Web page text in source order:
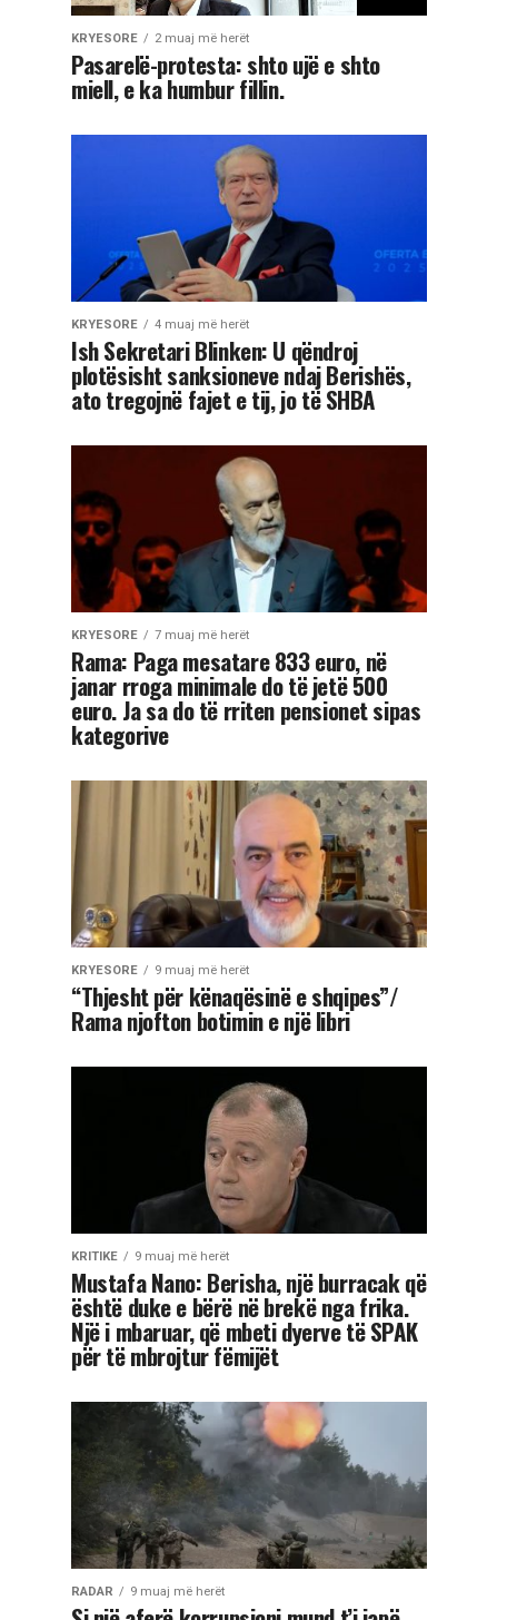
KRYESORE 2 muaj më herët
Pasarelë-protesta: shto ujë e shto
miell, e ka humbur fillin.
KRYESORE 4 muaj më herët
Ish Sekretari Blinken: U qëndroj
plotësisht sanksioneve ndaj Berishës,
ato tregojnë fajet e tij, jo të SHBA
KRYESORE 7 muaj më herët
Rama: Paga mesatare 833 euro, në
janar rroga minimale do të jetë 500
euro. Ja sa do të rriten pensionet sipas
kategorive
KRYESORE 9 muaj më herët
“Thjesht për kënaqësinë e shqipes”/
Rama njofton botimin e një libri
KRITIKE 9 muaj më herët
Mustafa Nano: Berisha, një burracak që
është duke e bërë në brekë nga frika.
Një i mbaruar, që mbeti dyerve të SPAK
për të mbrojtur fëmijët
RADAR 9 muaj më herët